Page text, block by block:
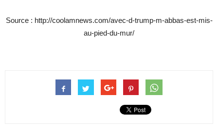
Source : http://coolamnews.com/avec-d-trump-m-abbas-est-mis-
au-pied-du-mur/